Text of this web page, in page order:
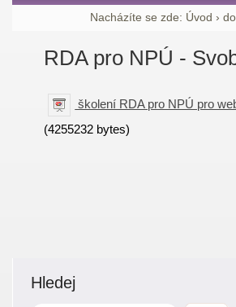
Nacházíte se zde: Úvod ›
RDA pro NPÚ -
školení RDA pro NPÚ pro
(4255232 bytes)
Hledej